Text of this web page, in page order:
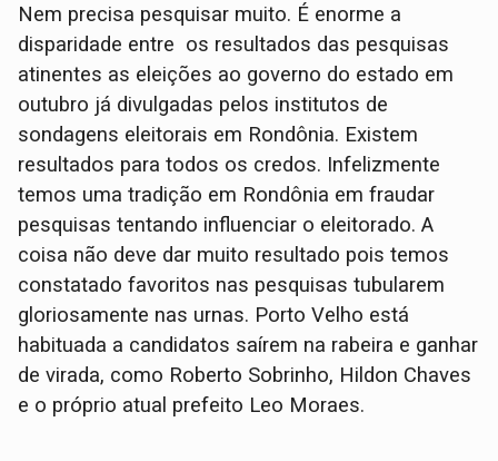
Nem precisa pesquisar muito. É enorme a
disparidade entre os resultados das pesquisas
atinentes as eleições ao governo do estado em
outubro já divulgadas pelos institutos de
sondagens eleitorais em Rondônia. Existem
resultados para todos os credos. Infelizmente
temos uma tradição em Rondônia em fraudar
pesquisas tentando influenciar o eleitorado. A
coisa não deve dar muito resultado pois temos
constatado favoritos nas pesquisas tubularem
gloriosamente nas urnas. Porto Velho está
habituada a candidatos saírem na rabeira e ganhar
de virada, como Roberto Sobrinho, Hildon Chaves
e o próprio atual prefeito Leo Moraes.